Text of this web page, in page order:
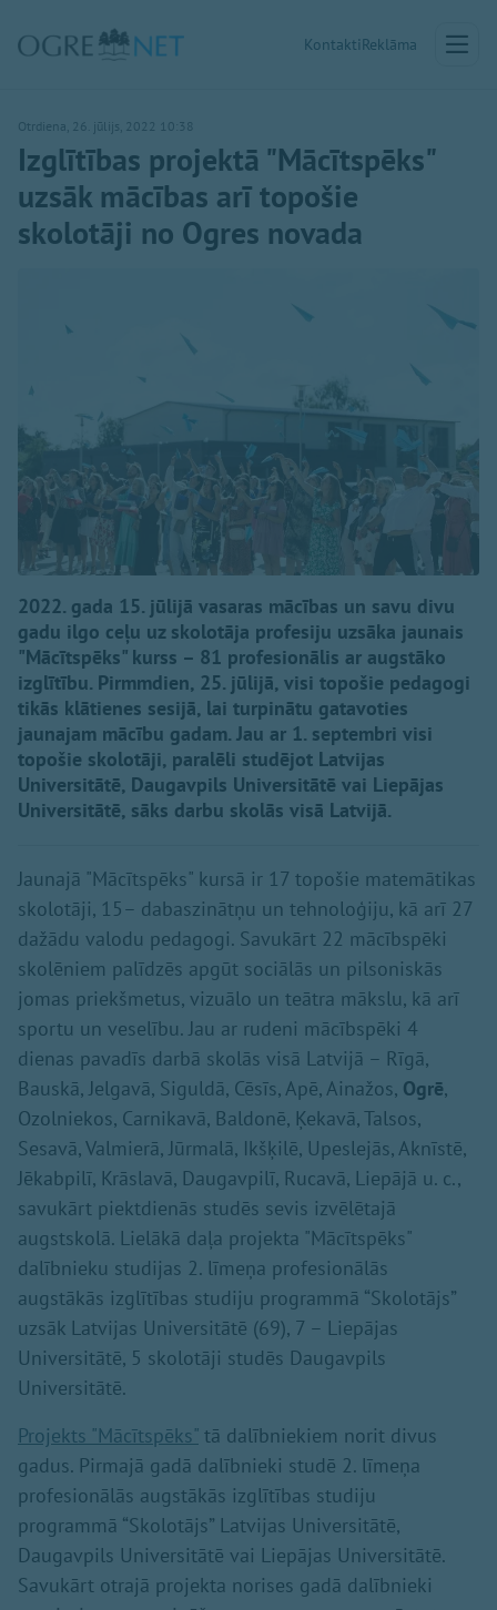
KontaktiReklāma
Otrdiena, 26. jūlijs, 2022 10:38
Izglītības projektā "Mācītspēks"
uzsāk mācības arī topošie
skolotāji no Ogres novada
2022. gada 15. jūlijā vasaras mācības un savu divu
gadu ilgo ceļu uz skolotāja profesiju uzsāka jaunais
"Mācītspēks" kurss – 81 profesionālis ar augstāko
izglītību. Pirmmdien, 25. jūlijā, visi topošie pedagogi
tikās klātienes sesijā, lai turpinātu gatavoties
jaunajam mācību gadam. Jau ar 1. septembri visi
topošie skolotāji, paralēli studējot Latvijas
Universitātē, Daugavpils Universitātē vai Liepājas
Universitātē, sāks darbu skolās visā Latvijā.
Jaunajā "Mācītspēks" kursā ir 17 topošie matemātikas
skolotāji, 15– dabaszinātņu un tehnoloģiju, kā arī 27
dažādu valodu pedagogi. Savukārt 22 mācībspēki
skolēniem palīdzēs apgūt sociālās un pilsoniskās
jomas priekšmetus, vizuālo un teātra mākslu, kā arī
sportu un veselību. Jau ar rudeni mācībspēki 4
dienas pavadīs darbā skolās visā Latvijā – Rīgā,
Bauskā, Jelgavā, Siguldā, Cēsīs, Apē, Ainažos, Ogrē,
Ozolniekos, Carnikavā, Baldonē, Ķekavā, Talsos,
Sesavā, Valmierā, Jūrmalā, Ikšķilē, Upeslejās, Aknīstē,
Jēkabpilī, Krāslavā, Daugavpilī, Rucavā, Liepājā u. c.,
savukārt piektdienās studēs sevis izvēlētajā
augstskolā. Lielākā daļa projekta "Mācītspēks"
dalībnieku studijas 2. līmeņa profesionālās
augstākās izglītības studiju programmā “Skolotājs”
uzsāk Latvijas Universitātē (69), 7 – Liepājas
Universitātē, 5 skolotāji studēs Daugavpils
Universitātē.
Projekts "Mācītspēks" tā dalībniekiem norit divus
gadus. Pirmajā gadā dalībnieki studē 2. līmeņa
profesionālās augstākās izglītības studiju
programmā “Skolotājs” Latvijas Universitātē,
Daugavpils Universitātē vai Liepājas Universitātē.
Savukārt otrajā projekta norises gadā dalībnieki